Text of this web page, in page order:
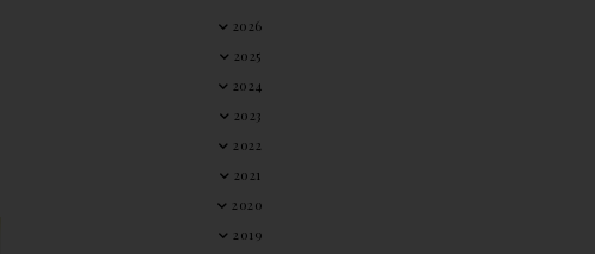
2026
2025
2024
2023
2022
2021
2020
2019